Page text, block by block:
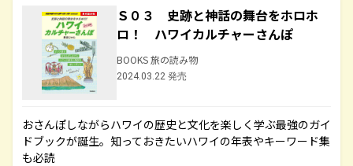
Ｓ０３ 史跡と神話の舞台をホロホ
ロ！ ハワイカルチャーさんぽ
BOOKS 旅の読み物
2024.03.22 発売
おさんぽしながらハワイの歴史と文化を楽しく学ぶ最強のガイ
ドブックが誕生。知っておきたいハワイの年表やキーワード集
も必読